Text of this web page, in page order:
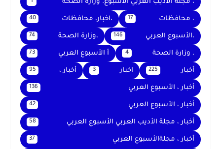
، مجلة الأديب العربي الأسبوع. وزارة الصحة 1
، محافظات 17 ،اخبار، محافظات 40
،الأسبوع العربي 146 ،وزارة الصحة 74
. وزارة الصحة 4 أ الأسبوع العربي 73
أخبار 225 اخبار 3 أخبار ، 95
أخبار ، الأسبوع العربي 136
أخبار ، الأسبوع العربي 42
أخبار ، مجلة الأديب العربي الأسبوع العربي 58
أخبار ، مجلةالأسبوع العربي 37